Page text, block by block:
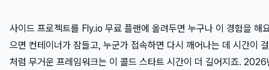
사이드 프로젝트를 Fly.io 무료 플랜에 올려두면 누구나 이 경험을 해
으면 컨테이너가 잠들고, 누군가 접속하면 다시 깨어나는 데 시간이
처럼 무거운 프레임워크는 이 콜드 스타트 시간이 더 길어지죠.